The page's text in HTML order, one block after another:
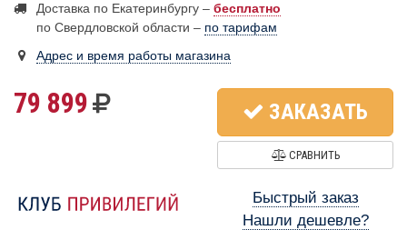
Доставка по Екатеринбургу – бесплатно
по Свердловской области – по тарифам
Адрес и время работы магазина
79 899 ЗАКАЗАТЬ
СРАВНИТЬ
Быстрый заказ
Нашли дешевле?